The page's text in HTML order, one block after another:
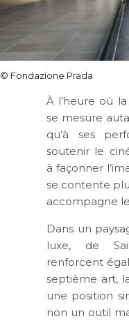
© Fondazione Prada
À l’heure où
se mesure
qu’à ses
soutenir le
à façonner
se contente
accompagne
Dans un
luxe, de
renforcent
septième art,
une position
non un outil